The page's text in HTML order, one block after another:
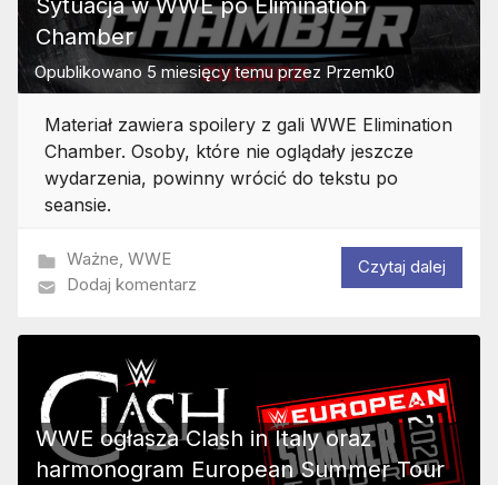
Chamber
Opublikowano 5 miesięcy temuprzez Przemk0
Materiał zawiera spoilery z gali WWE Elimination
Chamber. Osoby, które nie oglądały jeszcze
wydarzenia, powinny wrócić do tekstu po
seansie.
Ważne WWE
Dodaj komentarz
Czytaj dalej
WWE ogłasza Clash in Italy oraz
harmonogram European Summer Tour